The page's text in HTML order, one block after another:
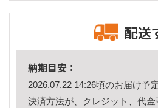
配送
納期目安：
2026.07.22 14:26頃のお届け予
決済方法が、クレジット、代金